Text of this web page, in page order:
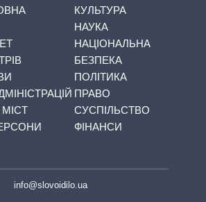
КУЛЬТУРА
НАУКА
НАЦІОНАЛЬНА
БЕЗПЕКА
ПОЛІТИКА
ПРАВО
СУСПІЛЬСТВО
ФІНАНСИ
info@slovoidilo.ua